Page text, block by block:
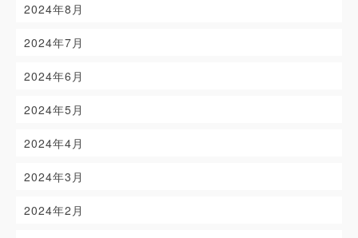
2024年8月
2024年7月
2024年6月
2024年5月
2024年4月
2024年3月
2024年2月